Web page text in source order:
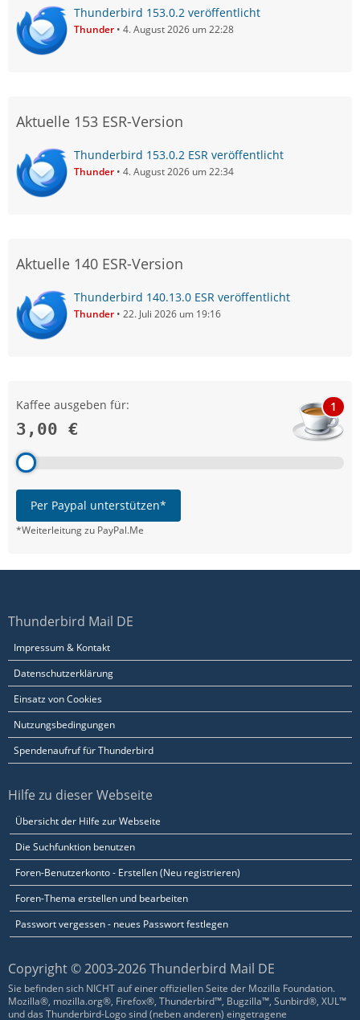
Thunderbird 153.0.2 veröffentlicht
Thunder 4. August 2026 um 22:28
Aktuelle 153 ESR-Version
Thunderbird 153.0.2 ESR veröffentlicht
Thunder 4. August 2026 um 22:34
Aktuelle 140 ESR-Version
Thunderbird 140.13.0 ESR veröffentlicht
Thunder 22. Juli 2026 um 19:16
Kaffee ausgeben für:
3,00 €
1
Per Paypal unterstützen*
*Weiterleitung zu PayPal.Me
Thunderbird Mail DE
Impressum & Kontakt
Datenschutzerklärung
Einsatz von Cookies
Nutzungsbedingungen
Spendenaufruf für Thunderbird
Hilfe zu dieser Webseite
Übersicht der Hilfe zur Webseite
Die Suchfunktion benutzen
Foren-Benutzerkonto - Erstellen (Neu registrieren)
Foren-Thema erstellen und bearbeiten
Passwort vergessen - neues Passwort festlegen
Copyright © 2003-2026 Thunderbird Mail DE
Sie befinden sich NICHT auf einer offiziellen Seite der Mozilla Foundation.
Mozilla®, mozilla.org®, Firefox®, Thunderbird™, Bugzilla™, Sunbird®, XUL™
und das Thunderbird-Logo sind (neben anderen) eingetragene